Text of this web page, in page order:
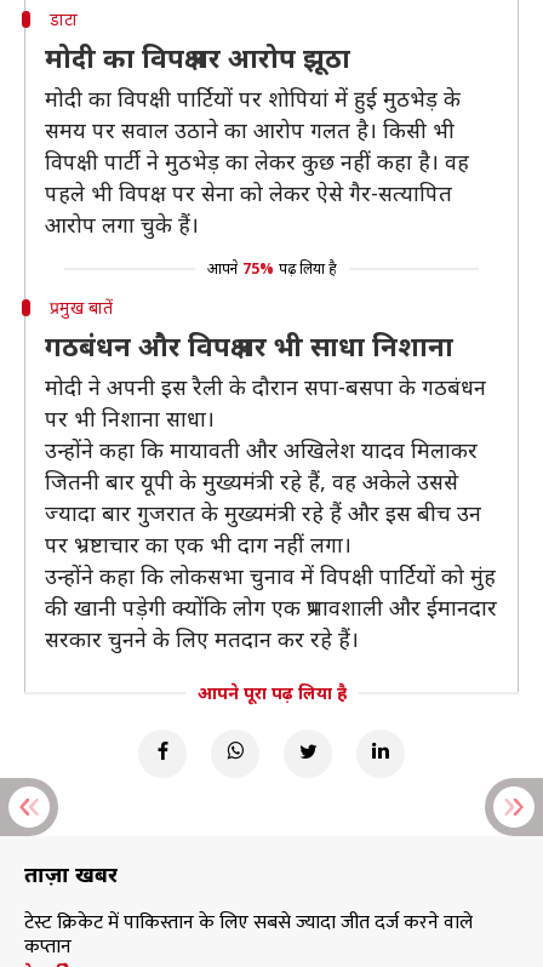
डाटा
मोदी का विपक्ष पर आरोप झूठा
मोदी का विपक्षी पार्टियों पर शोपियां में हुई मुठभेड़ के
समय पर सवाल उठाने का आरोप गलत है। किसी भी
विपक्षी पार्टी ने मुठभेड़ का लेकर कुछ नहीं कहा है। वह
पहले भी विपक्ष पर सेना को लेकर ऐसे गैर-सत्यापित
आरोप लगा चुके हैं।
आपने 75% पढ़ लिया है
प्रमुख बातें
गठबंधन और विपक्ष पर भी साधा निशाना
मोदी ने अपनी इस रैली के दौरान सपा-बसपा के गठबंधन
पर भी निशाना साधा।
उन्होंने कहा कि मायावती और अखिलेश यादव मिलाकर
जितनी बार यूपी के मुख्यमंत्री रहे हैं, वह अकेले उससे
ज्यादा बार गुजरात के मुख्यमंत्री रहे हैं और इस बीच उन
पर भ्रष्टाचार का एक भी दाग नहीं लगा।
उन्होंने कहा कि लोकसभा चुनाव में विपक्षी पार्टियों को मुंह
की खानी पड़ेगी क्योंकि लोग एक प्रभावशाली और ईमानदार
सरकार चुनने के लिए मतदान कर रहे हैं।
आपने पूरा पढ़ लिया है
ताज़ा खबरें
टेस्ट क्रिकेट में पाकिस्तान के लिए सबसे ज्यादा जीत दर्ज करने वाले
कप्तान